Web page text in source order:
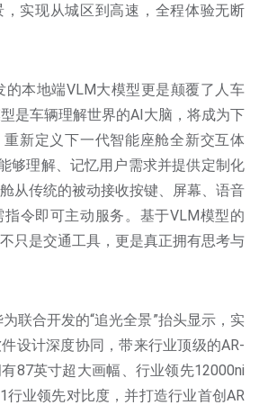
，实现从城区到高速，全程体验无断
的本地端VLM大模型更是颠覆了人车
是车辆理解世界的AI大脑，将成为下
新定义下一代智能座舱全新交互体
够理解、记忆用户需求并提供定制化
从传统的被动接收按键、屏幕、语音
令即可主动服务。基于VLM模型的
只是交通工具，更是真正拥有思考与
联合开发的“追光全景”抬头显示，实
设计深度协同，带来行业顶级的AR-
87英寸超大画幅、行业领先12000ni
行业领先对比度，并打造行业首创AR